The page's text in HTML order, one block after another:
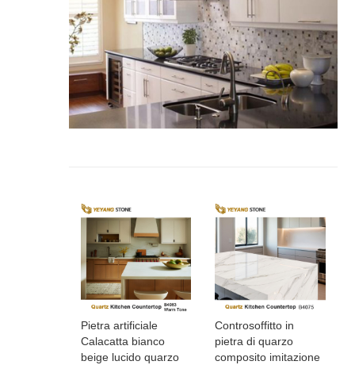
Pietra artificiale
Calacatta bianco
beige lucido quarzo
Controsoffitto in
pietra di quarzo
composito imitazione